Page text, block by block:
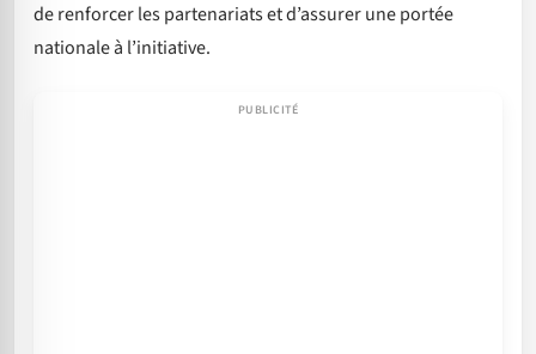
de renforcer les partenariats et d’assurer une portée
nationale à l’initiative.